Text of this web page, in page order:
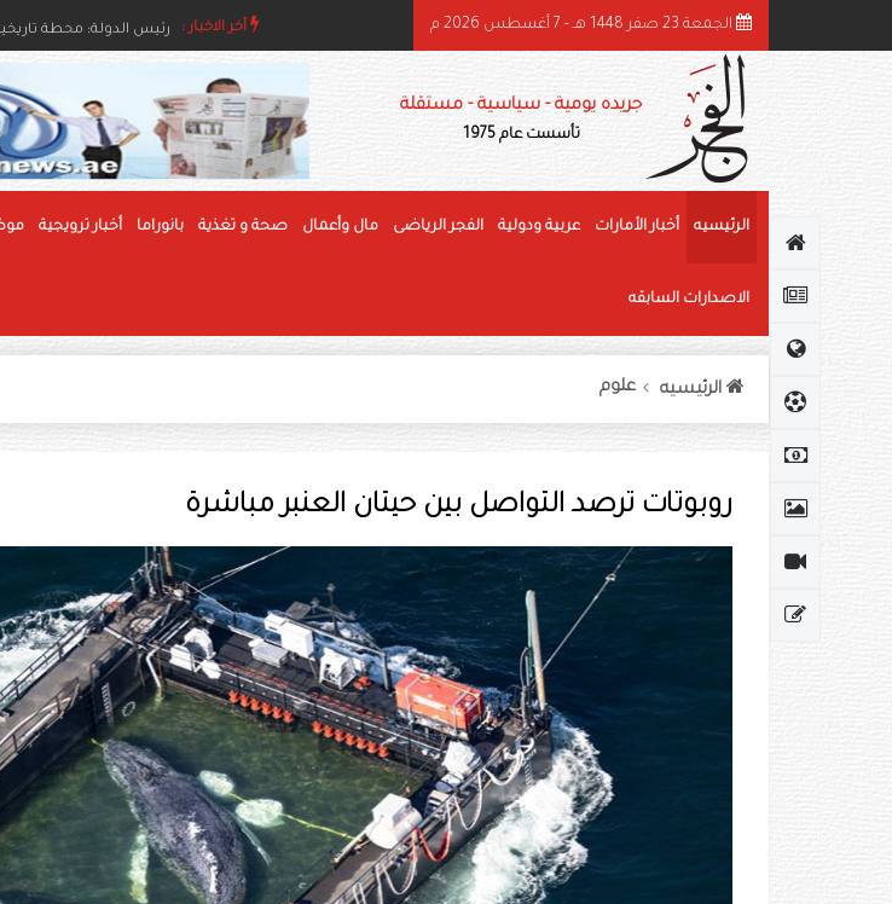
أخر الاخبار : رئيس الدولة ونائباه بن راشد: الشيخ زايد قائد عظيم وحّد الصف وأرسى دعائم النهضة وغرس قيم العطاء والإنسانية
الجمعة 23 صفر 1448 هـ - 7 أغسطس 2026 م
جريده يومية - سياسية - مستقلة
تأسست عام 1975
الرئيسيه أخبار الأمارات عربية ودولية الفجر الرياضى مال وأعمال صحة و تغذية بانوراما أخبار ترويجية
الاصدارات السابقه
الرئيسيه علوم
روبوتات ترصد التواصل بين حيتان العنبر مباشرة